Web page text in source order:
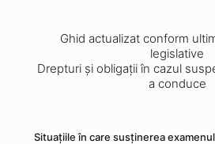
Ghid actualizat conform
legislative
Drepturi și obligații în cazul
a conduce
Situațiile în care susținerea